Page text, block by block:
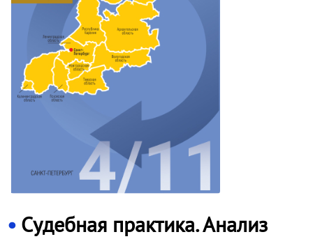
Судебная практика. Анализ